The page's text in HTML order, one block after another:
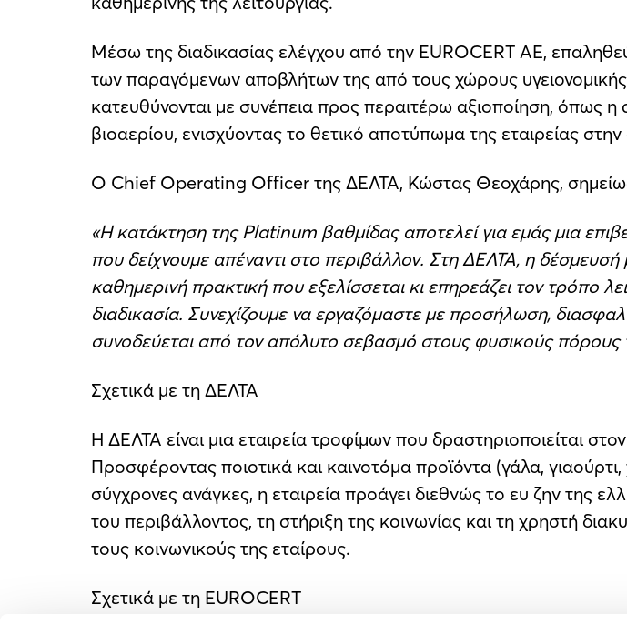
Μέσω της διαδικασίας ελέγχου από την EUROCERT ΑΕ,
των παραγόμενων αποβλήτων της από τους χώρους
κατευθύνονται με συνέπεια προς περαιτέρω αξιοποίηση, όπως
βιοαερίου, ενισχύοντας το θετικό αποτύπωμα της εταιρείας
Ο Chief Operating Officer της ΔΕΛΤΑ, Κώστας Θεοχάρης,
«Η κατάκτηση της Platinum βαθμίδας αποτελεί για εμάς μια
που δείχνουμε απέναντι στο περιβάλλον. Στη ΔΕΛΤΑ, η δέσμευσή
καθημερινή πρακτική που εξελίσσεται κι επηρεάζει τον τρόπο
διαδικασία. Συνεχίζουμε να εργαζόμαστε με προσήλωση,
συνοδεύεται από τον απόλυτο σεβασμό στους φυσικούς πόρους
Σχετικά με τη ΔΕΛΤΑ
Η ΔΕΛΤΑ είναι μια εταιρεία τροφίμων που δραστηριοποιείται
Προσφέροντας ποιοτικά και καινοτόμα προϊόντα (γάλα,
σύγχρονες ανάγκες, η εταιρεία προάγει διεθνώς το ευ ζην της
του περιβάλλοντος, τη στήριξη της κοινωνίας και τη χρηστή
τους κοινωνικούς της εταίρους.
Σχετικά με τη EUROCERT